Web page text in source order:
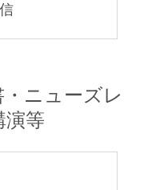
信
ニューズレ
演等